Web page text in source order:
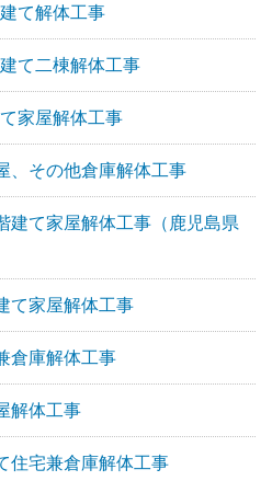
て解体工事
て二棟解体工事
家屋解体工事
、その他倉庫解体工事
建て家屋解体工事（鹿児島県
て家屋解体工事
倉庫解体工事
解体工事
住宅兼倉庫解体工事